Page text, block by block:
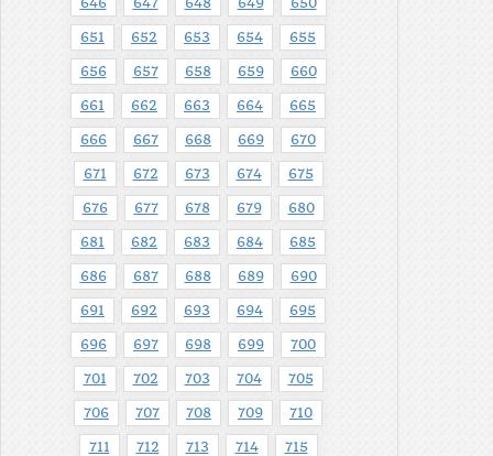
651 652 653 654 655
656 657 658 659 660
661 662 663 664 665
666 667 668 669 670
671 672 673 674 675
676 677 678 679 680
681 682 683 684 685
686 687 688 689 690
691 692 693 694 695
696 697 698 699 700
701 702 703 704 705
706 707 708 709 710
711 712 713 714 715